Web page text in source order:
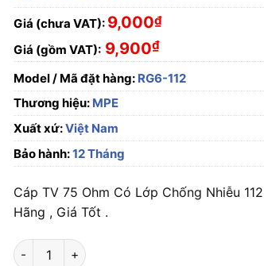
Giá (chưa VAT): 9,000₫
Giá (gồm VAT): 9,900₫
Model / Mã đặt hàng: RG6-112
Thương hiệu: MPE
Xuất xứ:Việt Nam
Bảo hành:12 Tháng
Cáp TV 75 Ohm Có Lớp Chống Nhiễu
Hãng , Giá Tốt .
Cáp TV 75 Ohm Có Lớp Chống Nhiễu 112 Sợi